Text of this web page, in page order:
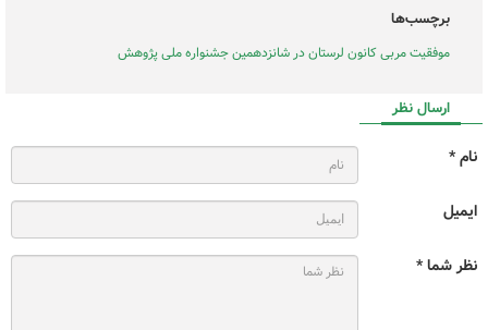
برچسب‌ها
موفقیت مربی کانون لرستان در شانزدهمین جشنواره ملی پژوهش
ارسال نظر
نام *
ایمیل
نظر شما *